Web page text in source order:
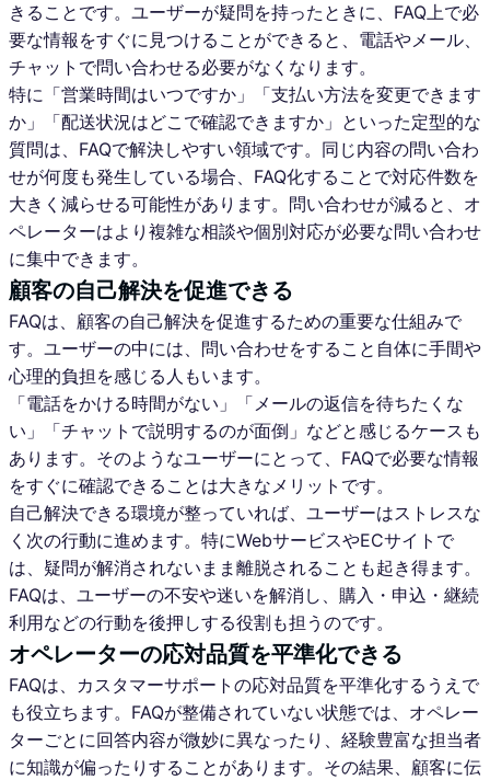
きることです。ユーザーが疑問を持ったときに、FAQ上で必
要な情報をすぐに見つけることができると、電話やメール、
チャットで問い合わせる必要がなくなります。
特に「営業時間はいつですか」「支払い方法を変更できます
か」「配送状況はどこで確認できますか」といった定型的な
質問は、FAQで解決しやすい領域です。同じ内容の問い合わ
せが何度も発生している場合、FAQ化することで対応件数を
大きく減らせる可能性があります。問い合わせが減ると、オ
ペレーターはより複雑な相談や個別対応が必要な問い合わせ
に集中できます。
顧客の自己解決を促進できる
FAQは、顧客の自己解決を促進するための重要な仕組みで
す。ユーザーの中には、問い合わせをすること自体に手間や
心理的負担を感じる人もいます。
「電話をかける時間がない」「メールの返信を待ちたくな
い」「チャットで説明するのが面倒」などと感じるケースも
あります。そのようなユーザーにとって、FAQで必要な情報
をすぐに確認できることは大きなメリットです。
自己解決できる環境が整っていれば、ユーザーはストレスな
く次の行動に進めます。特にWebサービスやECサイトで
は、疑問が解消されないまま離脱されることも起き得ます。
FAQは、ユーザーの不安や迷いを解消し、購入・申込・継続
利用などの行動を後押しする役割も担うのです。
オペレーターの応対品質を平準化できる
FAQは、カスタマーサポートの応対品質を平準化するうえで
も役立ちます。FAQが整備されていない状態では、オペレー
ターごとに回答内容が微妙に異なったり、経験豊富な担当者
に知識が偏ったりすることがあります。その結果、顧客に伝